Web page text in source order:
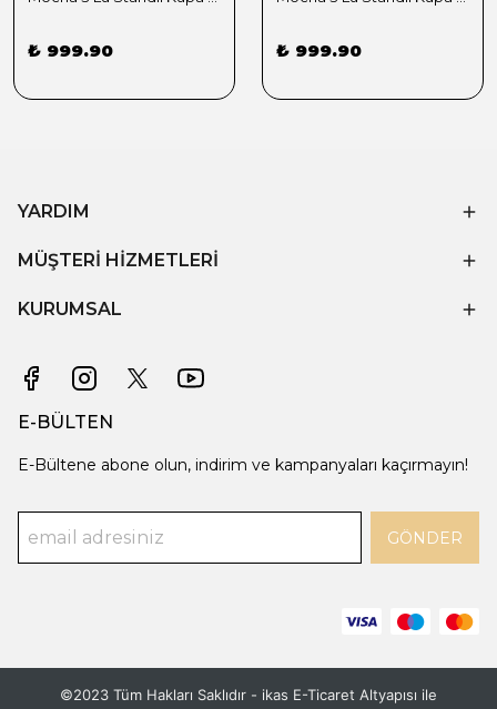
₺ 999.90 ₺ 999.90
YARDIM
MÜŞTERİ HİZMETLERİ
KURUMSAL
E-BÜLTEN
E-Bültene abone olun, indirim ve kampanyaları kaçırmayın!
GÖNDER
©2023 Tüm Hakları Saklıdır - ikas E-Ticaret Altyapısı ile